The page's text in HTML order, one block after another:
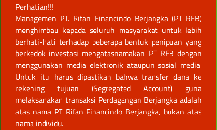
Perhatian!!!
Managemen PT. Rifan Financindo Berjangka (PT RFB)
menghimbau kepada seluruh masyarakat untuk lebih
berhati-hati terhadap beberapa bentuk penipuan yang
berkedok investasi mengatasnamakan PT RFB dengan
menggunakan media elektronik ataupun sosial media.
Untuk itu harus dipastikan bahwa transfer dana ke
rekening tujuan (Segregated Account) guna
melaksanakan transaksi Perdagangan Berjangka adalah
atas nama PT Rifan Financindo Berjangka, bukan atas
nama individu.